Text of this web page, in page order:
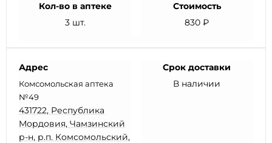
Кол-во в аптеке
3 шт.
Стоимость
830 ₽
Адрес
Комсомольская аптека
№49
431722, Республика
Мордовия, Чамзинский
р-н, р.п. Комсомольский,
Срок доставки
В наличии